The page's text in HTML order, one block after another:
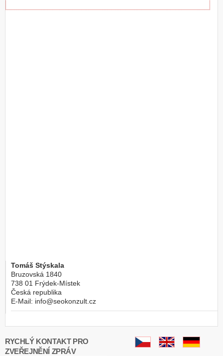
Tomáš Stýskala
Bruzovská 1840
738 01 Frýdek-Místek
Česká republika
E-Mail: info@seokonzult.cz
RYCHLÝ KONTAKT PRO
ZVEŘEJNĚNÍ ZPRÁV